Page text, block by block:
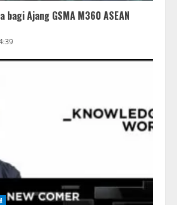
bagi Ajang GSMA M360 ASEAN